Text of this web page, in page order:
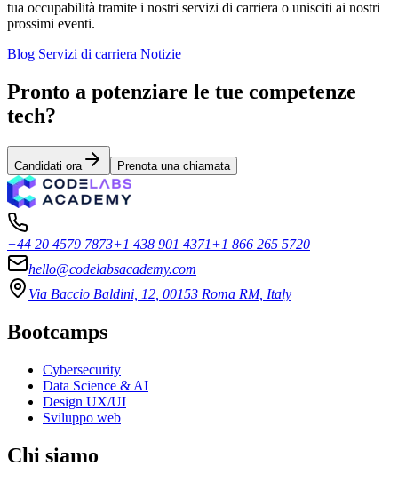
tua occupabilità tramite i nostri servizi di carriera o unisciti ai nostri
prossimi eventi.
Blog Servizi di carriera Notizie
Pronto a potenziare le tue competenze
tech?
Candidati ora Prenota una chiamata
+44 20 4579 7873+1 438 901 4371+1 866 265 5720
hello@codelabsacademy.com
Via Baccio Baldini, 12, 00153 Roma RM, Italy
Bootcamps
Cybersecurity
Data Science & AI
Design UX/UI
Sviluppo web
Chi siamo